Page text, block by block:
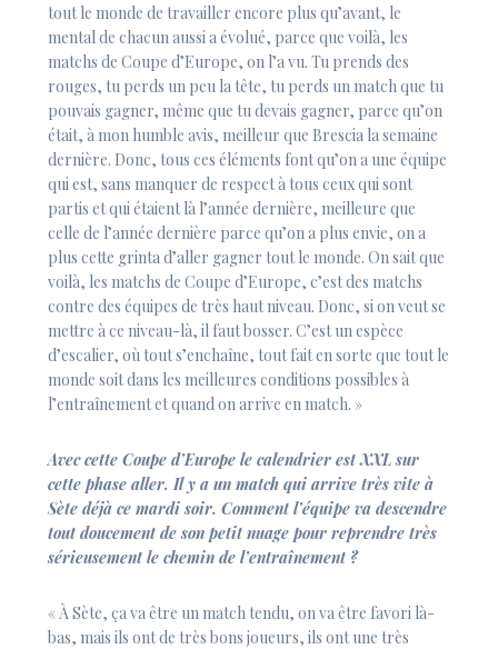
tout le monde de travailler encore plus qu’avant, le
mental de chacun aussi a évolué, parce que voilà, les
matchs de Coupe d’Europe, on l’a vu. Tu prends des
rouges, tu perds un peu la tête, tu perds un match que tu
pouvais gagner, même que tu devais gagner, parce qu’on
était, à mon humble avis, meilleur que Brescia la semaine
dernière. Donc, tous ces éléments font qu’on a une équipe
qui est, sans manquer de respect à tous ceux qui sont
partis et qui étaient là l’année dernière, meilleure que
celle de l’année dernière parce qu’on a plus envie, on a
plus cette grinta d’aller gagner tout le monde. On sait que
voilà, les matchs de Coupe d’Europe, c’est des matchs
contre des équipes de très haut niveau. Donc, si on veut se
mettre à ce niveau-là, il faut bosser. C’est un espèce
d’escalier, où tout s’enchaîne, tout fait en sorte que tout le
monde soit dans les meilleures conditions possibles à
l’entraînement et quand on arrive en match. »
Avec cette Coupe d’Europe le calendrier est XXL sur
cette phase aller. Il y a un match qui arrive très vite à
Sète déjà ce mardi soir. Comment l’équipe va descendre
tout doucement de son petit nuage pour reprendre très
sérieusement le chemin de l’entraînement ?
« À Sète, ça va être un match tendu, on va être favori là-
bas, mais ils ont de très bons joueurs, ils ont une très